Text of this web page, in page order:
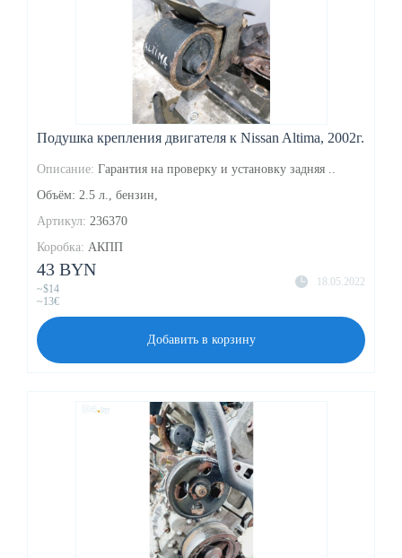
Подушка крепления двигателя к Nissan Altima, 2002г.
Описание: Гарантия на проверку и установку задняя ..
Объём: 2.5 л., бензин,
Артикул: 236370
Коробка: АКПП
18.05.2022
43 BYN
~$14
~13€
Добавить в корзину